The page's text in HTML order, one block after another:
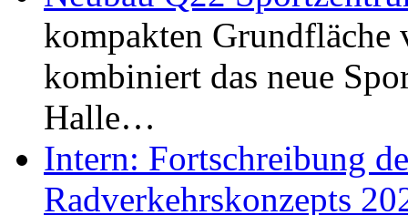
kompakten Grundfläche
kombiniert das neue
Halle…
Intern: Fortschreibung
Radverkehrskonzepts